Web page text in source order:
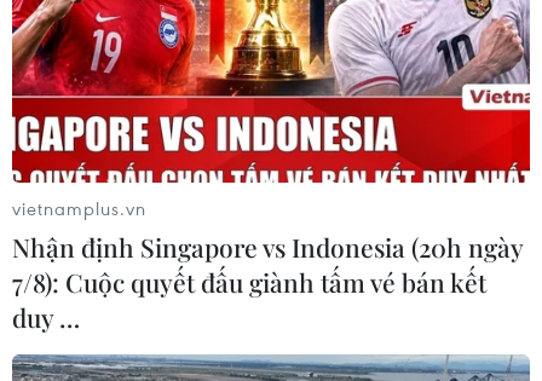
vietnamplus.vn
Nhận định Singapore vs Indonesia (20h ngày
7/8): Cuộc quyết đấu giành tấm vé bán kết
duy …